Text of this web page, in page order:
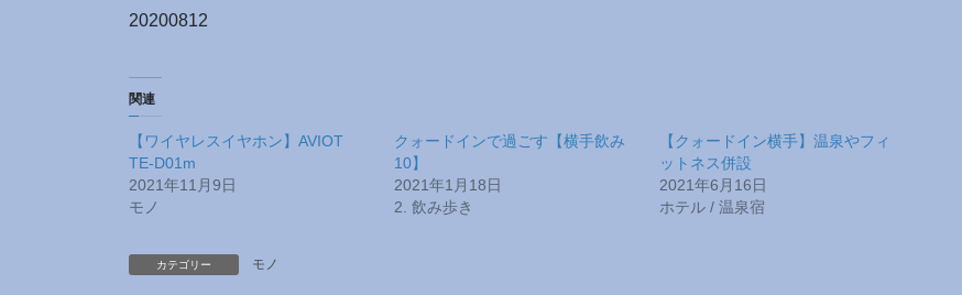
20200812
関連
【ワイヤレスイヤホン】AVIOT
TE-D01m
2021年11月9日
モノ
クォードインで過ごす【横手飲み
10】
2021年1月18日
2. 飲み歩き
【クォードイン横手】温泉やフィ
ットネス併設
2021年6月16日
ホテル / 温泉宿
カテゴリー モノ